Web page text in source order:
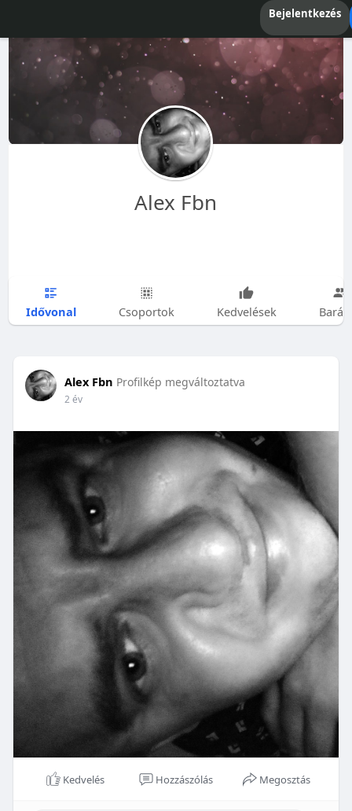
Bejelentkezés
Alex Fbn
Idővonal Csoportok Kedvelések
Alex Fbn Profilkép megváltoztatva
2 év
Kedvelés Hozzászólás Megosztás